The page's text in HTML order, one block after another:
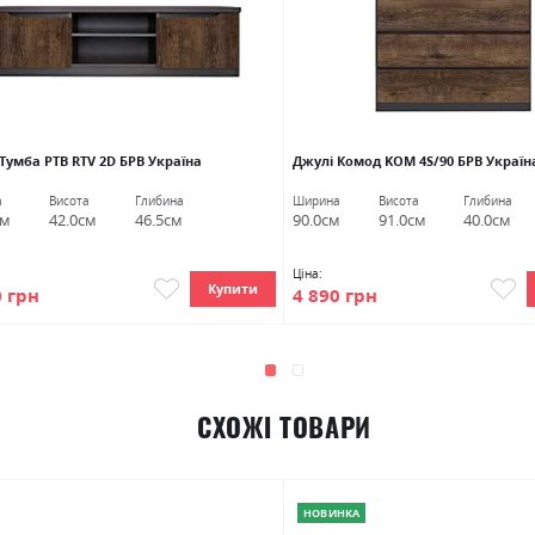
РТВ RTV 2D БРВ Україна
Висота
42.0см
Глибина
46.5см
грн Купити
Джулі Комод KOM 4S/90 БРВ
Ширина
90.0см
Висота
91.0см
Глибина
40.0см
Ціна:
4 890 грн
СХОЖІ ТОВАРИ
НОВИНКА